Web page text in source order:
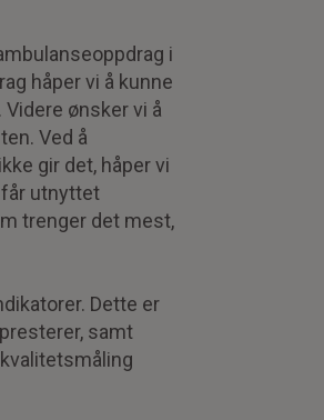
i
håper vi å kunne
ønsker vi å
Ved å
gir det, håper vi
får utnyttet
trenger det mest,
Dette er
samt